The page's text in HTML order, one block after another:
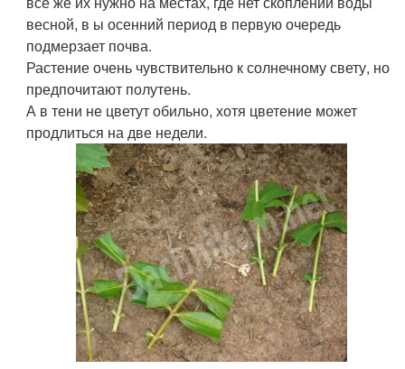
весной, в ы осенний период в первую очередь
подмерзает почва.
Растение очень чувствительно к солнечному свету, но
предпочитают полутень.
А в тени не цветут обильно, хотя цветение может
продлиться на две недели.